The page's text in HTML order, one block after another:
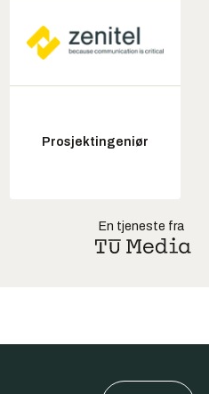
Prosjektingeniør
En tjeneste fra